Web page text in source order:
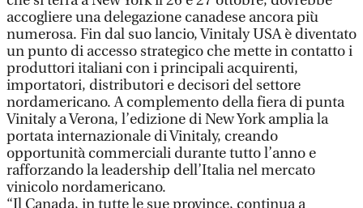
accogliere una delegazione canadese ancora più
numerosa. Fin dal suo lancio, Vinitaly USA è diventato
un punto di accesso strategico che mette in contatto i
produttori italiani con i principali acquirenti,
importatori, distributori e decisori del settore
nordamericano. A complemento della fiera di punta
Vinitaly a Verona, l’edizione di New York amplia la
portata internazionale di Vinitaly, creando
opportunità commerciali durante tutto l’anno e
rafforzando la leadership dell’Italia nel mercato
vinicolo nordamericano.
“Il Canada, in tutte le sue province, continua a